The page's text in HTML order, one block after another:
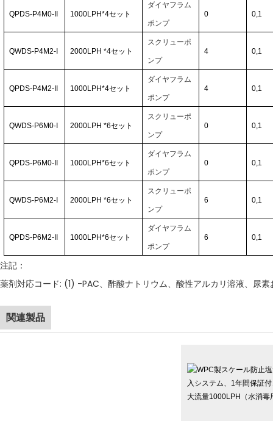
QPDS-P4M0-II 1000LPH*4セット
ダイヤフラム
ポンプ
0 0,1
QWDS-P4M2-I 2000LPH *4セット
スクリューポ
ンプ
4 0,1
QPDS-P4M2-II 1000LPH*4セット
ダイヤフラム
ポンプ
4 0,1
QWDS-P6M0-I 2000LPH *6セット
スクリューポ
ンプ
0 0,1
QPDS-P6M0-II 1000LPH*6セット
ダイヤフラム
ポンプ
0 0,1
QWDS-P6M2-I 2000LPH *6セット
スクリューポ
ンプ
6 0,1
QPDS-P6M2-II 1000LPH*6セット
ダイヤフラム
ポンプ
6 0,1
注記：
薬剤対応コード: (1) -PAC、酢酸ナトリウム、酸性アルカリ溶液、尿
関連製品